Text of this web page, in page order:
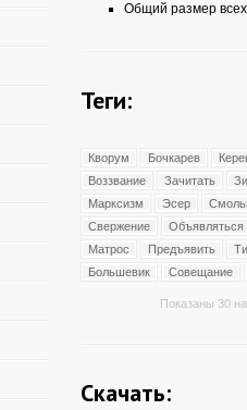
Общий размер
Теги:
Кворум Бочкарев
Воззвание
Зачитать
Марксизм
Эсер
Свержение
Объявляться
Матрос
Предъявить
Большевик
Совещание
Показаны 30
Скачать: